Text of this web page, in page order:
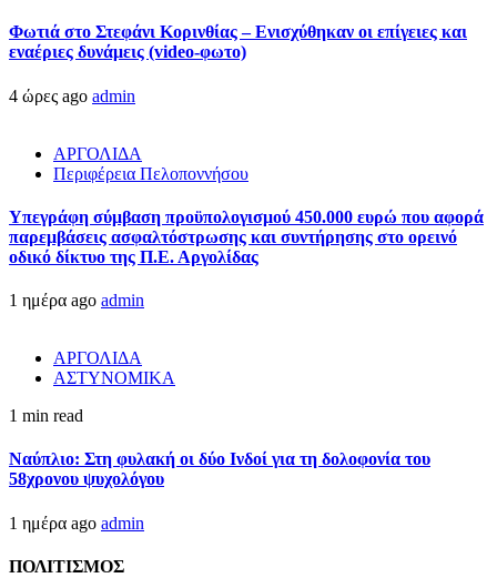
Φωτιά στο Στεφάνι Κορινθίας – Ενισχύθηκαν οι επίγειες και
εναέριες δυνάμεις (video-φωτο)
4 ώρες ago admin
ΑΡΓΟΛΙΔΑ
Περιφέρεια Πελοποννήσου
Υπεγράφη σύμβαση προϋπολογισμού 450.000 ευρώ που αφορά
παρεμβάσεις ασφαλτόστρωσης και συντήρησης στο ορεινό
οδικό δίκτυο της Π.Ε. Αργολίδας
1 ημέρα ago admin
ΑΡΓΟΛΙΔΑ
ΑΣΤΥΝΟΜΙΚΑ
1 min read
Ναύπλιο: Στη φυλακή οι δύο Ινδοί για τη δολοφονία του
58χρονου ψυχολόγου
1 ημέρα ago admin
ΠΟΛΙΤΙΣΜΟΣ